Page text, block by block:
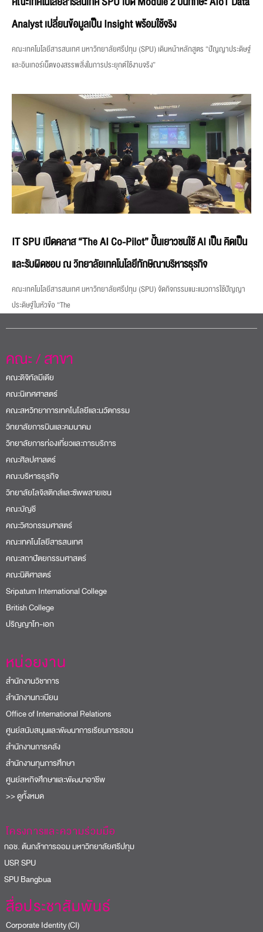
Analyst เปลี่ยนข้อมูลเป็น Insight พร้อมใช้จริง
คณะเทคโนโลยีสารสนเทศ มหาวิทยาลัยศรีปทุม (SPU) เดินหน้าหลักสูตร “ปัญญาประดิษฐ์
และอินเทอร์เน็ตของสรรพสิ่งในการประยุกต์ใช้งานจริง”
IT SPU เปิดคลาส “The AI Co-Pilot” ปั้นเยาวชนใช้ AI เป็น คิดเป็น
และรับผิดชอบ ณ วิทยาลัยเทคโนโลยีทักษิณาบริหารธุรกิจ
คณะเทคโนโลยีสารสนเทศ มหาวิทยาลัยศรีปทุม (SPU) จัดกิจกรรมแนะแนวการใช้ปัญญา
ประดิษฐ์ในหัวข้อ “The
คณะ / สาขา
คณะดิจิทัลมีเดีย
คณะนิเทศศาสตร์
คณะสหวิทยาการเทคโนโลยีและนวัตกรรม
วิทยาลัยการบินและคมนาคม
วิทยาลัยการท่องเที่ยวและการบริการ
คณะศิลปศาสตร์
คณะบริหารธุรกิจ
วิทยาลัยโลจิสติกส์และซัพพลายเชน
คณะบัญชี
คณะวิศวกรรมศาสตร์
คณะเทคโนโลยีสารสนเทศ
คณะสถาปัตยกรรมศาสตร์
คณะนิติศาสตร์
Sripatum International College
British College
ปริญญาโท-เอก
หน่วยงาน
สำนักงานวิชาการ
สำนักงานทะเบียน
Office of International Relations
ศูนย์สนับสนุนและพัฒนาการเรียนการสอน
สำนักงานการคลัง
สำนักงานทุนการศึกษา
ศูนย์สหกิจศึกษาและพัฒนาอาชีพ
>> ดูทั้งหมด
โครงการและความร่วมมือ
ช. ต้นกล้าการออม มหาวิทยาลัยศรีปทุม
SPU
Bangbua
สื่อประชาสัมพันธ์
Corporate Identity (CI)